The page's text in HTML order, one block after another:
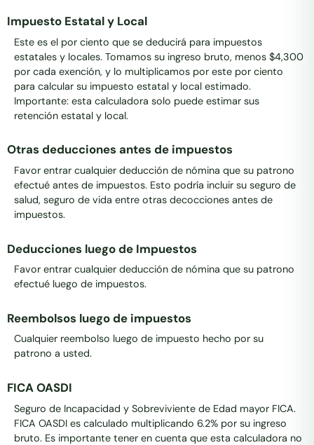
Impuesto Estatal y Local
Este es el por ciento que se deducirá para impuestos
estatales y locales. Tomamos su ingreso bruto, menos $4,300
por cada exención, y lo multiplicamos por este por ciento
para calcular su impuesto estatal y local estimado.
Importante: esta calculadora solo puede estimar sus
retención estatal y local.
Otras deducciones antes de impuestos
Favor entrar cualquier deducción de nómina que su patrono
efectué antes de impuestos. Esto podría incluir su seguro de
salud, seguro de vida entre otras decocciones antes de
impuestos.
Deducciones luego de Impuestos
Favor entrar cualquier deducción de nómina que su patrono
efectué luego de impuestos.
Reembolsos luego de impuestos
Cualquier reembolso luego de impuesto hecho por su
patrono a usted.
FICA OASDI
Seguro de Incapacidad y Sobreviviente de Edad mayor FICA.
FICA OASDI es calculado multiplicando 6.2% por su ingreso
bruto. Es importante tener en cuenta que esta calculadora no